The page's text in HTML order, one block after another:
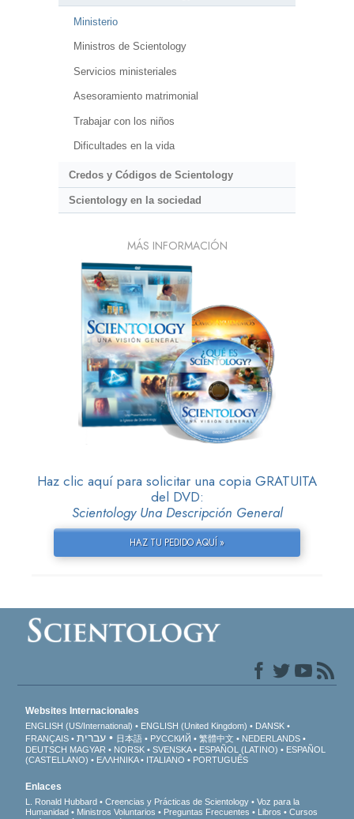
Ministerio
Ministros de Scientology
Servicios ministeriales
Asesoramiento matrimonial
Trabajar con los niños
Dificultades en la vida
Credos y Códigos de Scientology
Scientology en la sociedad
MÁS INFORMACIÓN
Haz clic aquí para solicitar una copia GRATUITA
del DVD:
Scientology Una Descripción General
HAZ TU PEDIDO AQUÍ »
Websites Internacionales
ENGLISH (US/International) ENGLISH (United Kingdom)
DANSK
FRANÇAIS
עברית 日本語 РУССКИЙ 繁體中文
NEDERLANDS
DEUTSCH MAGYAR NORSK SVENSKA ESPAÑOL (LATINO)
ESPAÑOL
(CASTELLANO)
ΕΛΛΗΝΙΚA ITALIANO PORTUGUÊS
Enlaces
L. Ronald Hubbard Creencias y Prácticas de Scientology
Voz para la
Humanidad
Ministros Voluntarios Preguntas Frecuentes Libros
Cursos